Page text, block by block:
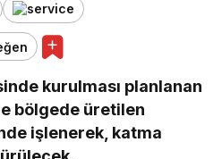
kurulması planlanan
bölgede üretilen
işlenerek, katma